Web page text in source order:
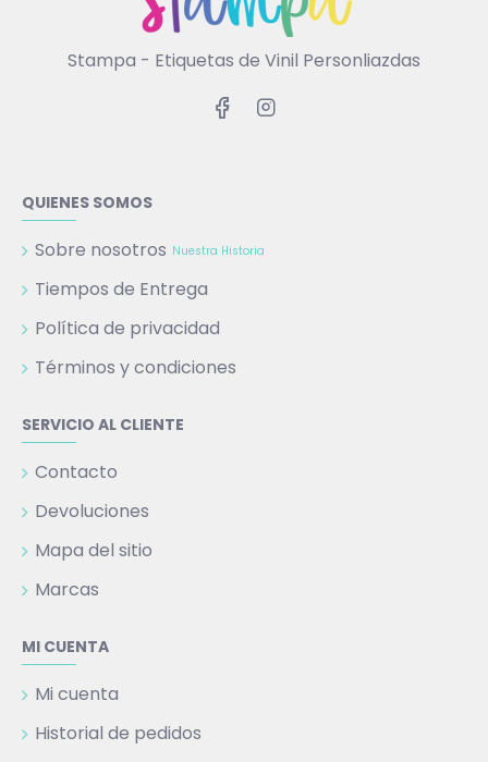
Stampa - Etiquetas de Vinil Personliazdas
QUIENES SOMOS
Sobre nosotros Nuestra Historia
Tiempos de Entrega
Política de privacidad
Términos y condiciones
SERVICIO AL CLIENTE
Contacto
Devoluciones
Mapa del sitio
Marcas
MI CUENTA
Mi cuenta
Historial de pedidos